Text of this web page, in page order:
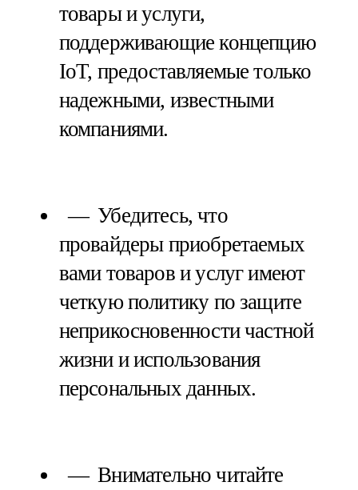
товары и услуги,
поддерживающие концепцию
IoT, предоставляемые только
надежными, известными
компаниями.
Убедитесь, что
провайдеры приобретаемых
вами товаров и услуг имеют
четкую политику по защите
неприкосновенности частной
жизни и использования
персональных данных.
Внимательно читайте